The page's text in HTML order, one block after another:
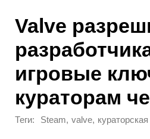
Valve
игровые
кураторам
Теги: Steam, valve,